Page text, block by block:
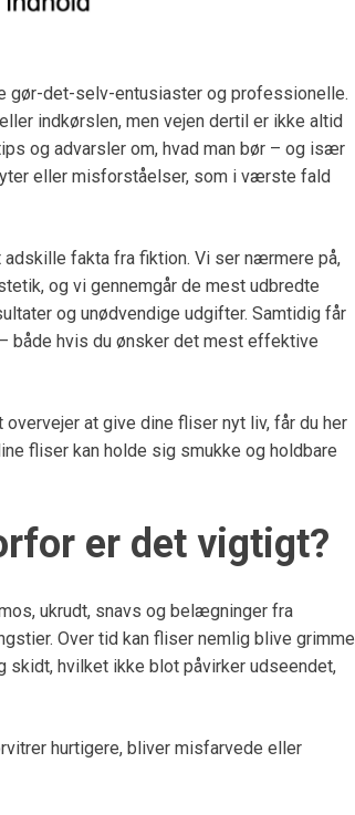
gør-det-selv-entusiaster og professionelle.
indkørslen, men vejen dertil er ikke altid
og advarsler om, hvad man bør – og især
eller misforståelser, som i værste fald
adskille fakta fra fiktion. Vi ser nærmere på,
og vi gennemgår de mest udbredte
og unødvendige udgifter. Samtidig får
både hvis du ønsker det mest effektive
at give dine fliser nyt liv, får du her
fliser kan holde sig smukke og holdbare
er det vigtigt?
ukrudt, snavs og belægninger fra
Over tid kan fliser nemlig blive grimme
skidt, hvilket ikke blot påvirker udseendet,
hurtigere, bliver misfarvede eller